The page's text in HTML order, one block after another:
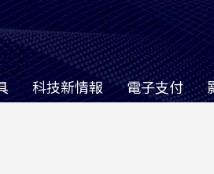
科技新情報 電子支付